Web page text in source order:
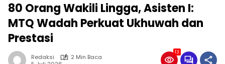
80 Orang Wakili Lingga, Asisten I:
MTQ Wadah Perkuat Ukhuwah dan
Prestasi
Redaksi
2 Min Baca
13